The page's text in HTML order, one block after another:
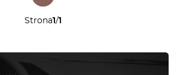
Strona1/1